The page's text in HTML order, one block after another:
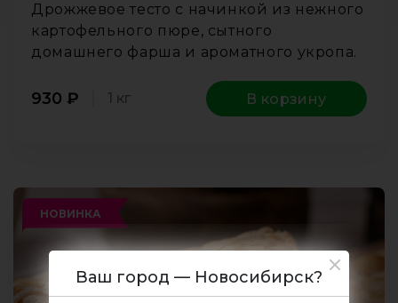
Дрожжевое тесто с начинкой из нежного
картофельного пюре, сытного
домашнего фарша и ароматного укропа.
930 ₽ 1 кг В корзину
НОВИНКА
Ваш город — Новосибирск?